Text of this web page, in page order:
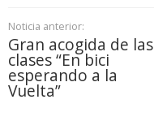
Noticia anterior:
Gran acogida de las
clases “En bici
esperando a la
Vuelta”